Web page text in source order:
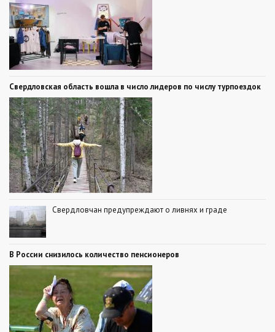
Свердловская область вошла в число лидеров по числу турпоездок
Свердловчан предупреждают о ливнях и граде
В России снизилось количество пенсионеров